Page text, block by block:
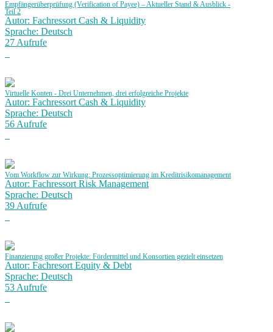
Empfängerüberprüfung (Verification of Payee) – Aktueller Stand & Ausblick -
Teil 2
Autor: Fachressort Cash & Liquidity
Sprache: Deutsch
27 Aufrufe
Virtuelle Konten - Drei Unternehmen, drei erfolgreiche Projekte
Autor: Fachressort Cash & Liquidity
Sprache: Deutsch
56 Aufrufe
Vom Workflow zur Wirkung: Prozessoptimierung im Kreditrisikomanagement
Autor: Fachressort Risk Management
Sprache: Deutsch
39 Aufrufe
Finanzierung großer Projekte: Fördermittel und Konsortien gezielt einsetzen
Autor: Fachresort Equity & Debt
Sprache: Deutsch
53 Aufrufe